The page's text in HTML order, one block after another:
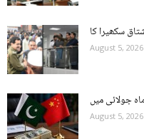
August 5, 2026
August 5, 2026